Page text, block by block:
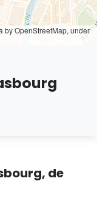
by OpenStreetMap, under
de